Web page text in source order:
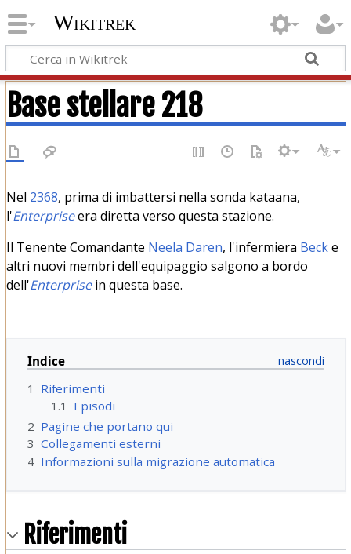
Wikitrek
Base stellare 218
Nel 2368, prima di imbattersi nella sonda kataana,
l'Enterpriseera diretta verso questa stazione.
Il Tenente Comandante Neela Daren, l'infermiera Becke
altri nuovi membri dell'equipaggio salgono a bordo
dell'Enterprisein questa base.
Indice
1
Riferimenti
1.1
Episodi
2 Pagine che portano qui
3 Collegamenti esterni
4 Informazioni sulla migrazione automatica
Riferimenti